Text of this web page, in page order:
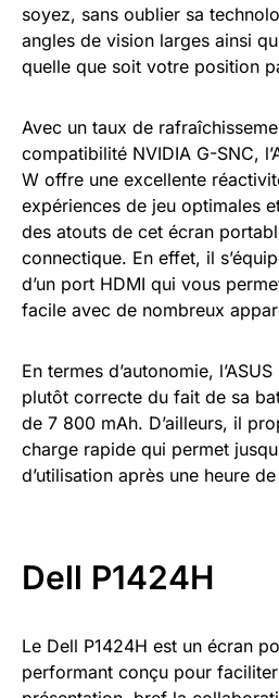
soyez, sans oublier sa
angles de vision larges ainsi
quelle que soit votre position
Avec un taux de
compatibilité NVIDIA G-SNC,
W offre une excellente
expériences de jeu optimales
des atouts de cet écran
connectique. En effet, il
d’un port HDMI qui vous
facile avec de nombreux
En termes d’autonomie,
plutôt correcte du fait de sa
de 7 800 mAh. D’ailleurs, il
charge rapide qui permet
d’utilisation après une heure
Dell P1424H
Le Dell P1424H est un écran
performant conçu pour